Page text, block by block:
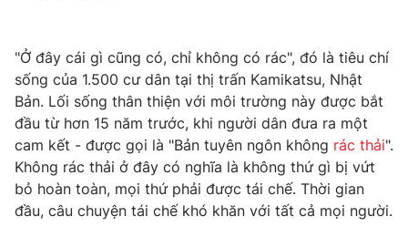
Thế giới đó đây
Câu chuyện quốc tế
Tài chính
Thị trường
Góc doanh nghiệp
Dữ liệu và đời sống
Truyền hình
Phim VTV
Hậu trường
Giải trí
"Ở đây cái gì cũng có, chỉ không có rác", đó là tiêu chí
sống của 1.500 cư dân tại thị trấn Kamikatsu, Nhật
Bản. Lối sống thân thiện với môi trường này được bắt
đầu từ hơn 15 năm trước, khi người dân đưa ra một
cam kết - được gọi là "Bản tuyên ngôn không rác thải".
Không rác thải ở đây có nghĩa là không thứ gì bị vứt
bỏ hoàn toàn, mọi thứ phải được tái chế. Thời gian
đầu, câu chuyện tái chế khó khăn với tất cả mọi người.